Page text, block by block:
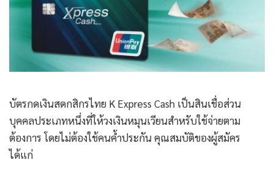
บัตรกดเงินสดกสิกรไทย K Express Cash เป็นสินเชื่อส่วน
บุคคลประเภทหนึ่งที่ให้วงเงินหมุนเวียนสำหรับใช้จ่ายตาม
ต้องการ โดยไม่ต้องใช้คนค้ำประกัน คุณสมบัติของผู้สมัคร
ได้แก่